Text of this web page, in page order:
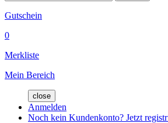
Gutschein
0
Merkliste
Mein Bereich
close
Anmelden
Noch kein Kundenkonto? Jetzt